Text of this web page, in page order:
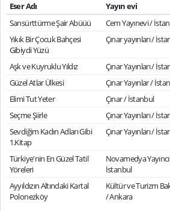
Eser Adı Yayın evi
Sansürttürme Şair Abüüü
Cem Yayınevi /
Yıkık Bir Çocuk Bahçesi
Gibiydi Yüzü
Çınar yayınları /
Aşk ve Kuyruklu Yıldız Çınar Yayınları /
Güzel Atlar Ülkesi
Çınar Yayınlar /
Elimi Tut Yeter
Çınar / İstanbul
Seçme Şiirle
Çınar Yayınları /
Sevdiğim Kadın Adları Gibi
1.Kitap
Çınar Yayınları /
Türkiye'nin En Güzel Tatil
Yöreleri
Novamedya
İstanbul
Ayyıldızın Altındaki Kartal
Polonezköy
Kültür ve Turizm
/ Ankara